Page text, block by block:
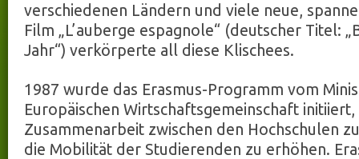
verschiedenen Ländern und viele neue,
Film „L’auberge espagnole“ (deutscher Titel:
Jahr“) verkörperte all diese Klischees.
1987 wurde das Erasmus-Programm vom
Europäischen Wirtschaftsgemeinschaft
Zusammenarbeit zwischen den Hochschulen
die Mobilität der Studierenden zu erhöhen.